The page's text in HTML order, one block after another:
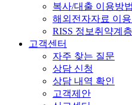
복사/대출 이용방법
해외전자자료 이
RISS 정보취약계
고객센터
자주 찾는 질문
상담 신청
상담 내역 확인
고객제안